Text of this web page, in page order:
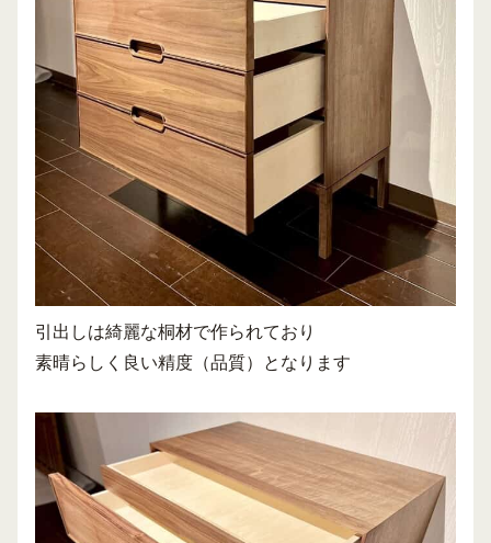
引出しは綺麗な桐材で作られており
素晴らしく良い精度（品質）となります